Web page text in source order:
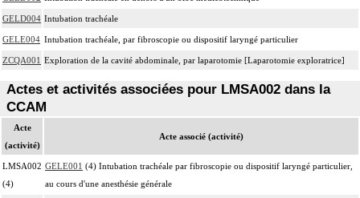
GELD004 Intubation trachéale
GELE004 Intubation trachéale, par fibroscopie ou dispositif laryngé particulier
ZCQA001 Exploration de la cavité abdominale, par laparotomie [Laparotomie exploratrice]
Actes et activités associées pour LMSA002 dans la
CCAM
Acte
(activité)
Acte associé (activité)
LMSA002
(4)
GELE001 (4) Intubation trachéale par fibroscopie ou dispositif laryngé particulier,
au cours d'une anesthésie générale